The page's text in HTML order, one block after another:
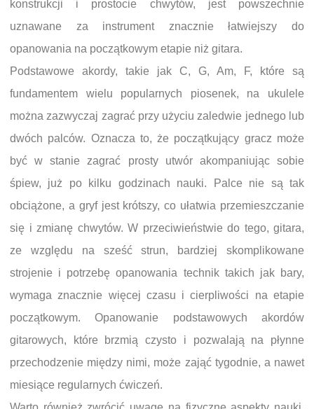
konstrukcji i prostocie chwytów, jest powszechnie
uznawane za instrument znacznie łatwiejszy do
opanowania na początkowym etapie niż gitara.
Podstawowe akordy, takie jak C, G, Am, F, które są
fundamentem wielu popularnych piosenek, na ukulele
można zazwyczaj zagrać przy użyciu zaledwie jednego lub
dwóch palców. Oznacza to, że początkujący gracz może
być w stanie zagrać prosty utwór akompaniując sobie
śpiew, już po kilku godzinach nauki. Palce nie są tak
obciążone, a gryf jest krótszy, co ułatwia przemieszczanie
się i zmianę chwytów. W przeciwieństwie do tego, gitara,
ze względu na sześć strun, bardziej skomplikowane
strojenie i potrzebę opanowania technik takich jak bary,
wymaga znacznie więcej czasu i cierpliwości na etapie
początkowym. Opanowanie podstawowych akordów
gitarowych, które brzmią czysto i pozwalają na płynne
przechodzenie między nimi, może zająć tygodnie, a nawet
miesiące regularnych ćwiczeń.